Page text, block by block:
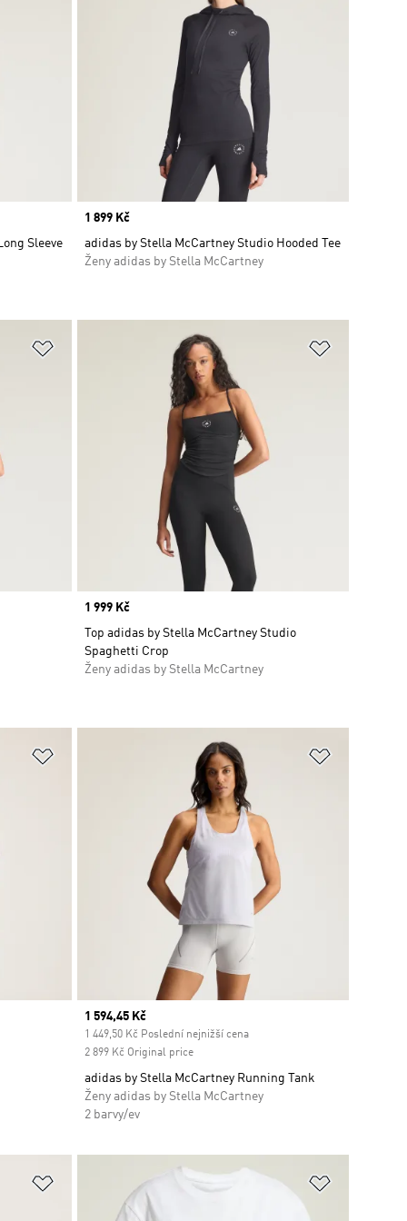
Sleeve
Price
1 899 Kč
adidas by Stella McCartney Studio Hooded Tee
Ženy adidas by Stella McCartney
Přidat do seznamu přání
Price
1 999 Kč
Top adidas by Stella McCartney Studio
Spaghetti Crop
Ženy adidas by Stella McCartney
Přidat do seznamu přání
Current price
1 594,45 Kč
1 449,50 Kč Poslední nejnižší cena
2 899 Kč Original price
adidas by Stella McCartney Running Tank
Ženy adidas by Stella McCartney
2 barvy/ev
Přidat do seznamu přání